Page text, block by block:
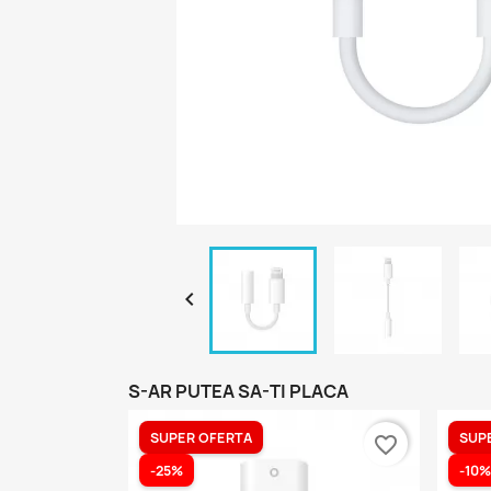

S-AR PUTEA SA-TI PLACA
SUPER OFERTA
-25%
favorite_border
-10%